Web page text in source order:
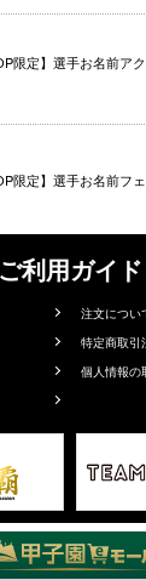
限定】選手お名前ア
限定】選手お名前
ご利用ガイド
注文につい
特定商取引
個人情報の